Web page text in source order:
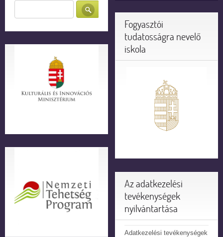
Fogyasztói
tudatosságra nevelő
iskola
Az adatkezelési
tevékenységek
nyilvántartása
Adatkezelési tevékenységek